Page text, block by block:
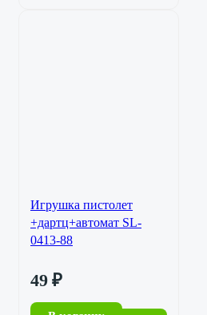
Игрушка пистолет
+дартц+автомат SL-
0413-88
49 ₽